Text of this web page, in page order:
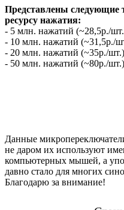
Представлены следующие
ресурсу нажатия:
- 5 млн. нажатий (~28,5р./
- 10 млн. нажатий (~31,5р./
- 20 млн. нажатий (~35р./
- 50 млн. нажатий (~80р./
Данные
не даром их используют
компьютерных мышей, а
давно стало для многих
Благодарю за внимание!